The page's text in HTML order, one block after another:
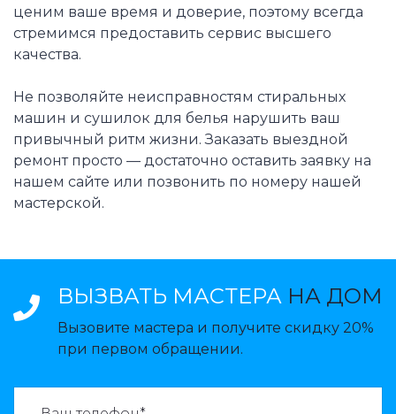
ценим ваше время и доверие, поэтому всегда
стремимся предоставить сервис высшего
качества.
Не позволяйте неисправностям стиральных
машин и сушилок для белья нарушить ваш
привычный ритм жизни. Заказать выездной
ремонт просто — достаточно оставить заявку на
нашем сайте или позвонить по номеру нашей
мастерской.
ВЫЗВАТЬ МАСТЕРА НА ДОМ
Вызовите мастера и получите скидку 20%
при первом обращении.